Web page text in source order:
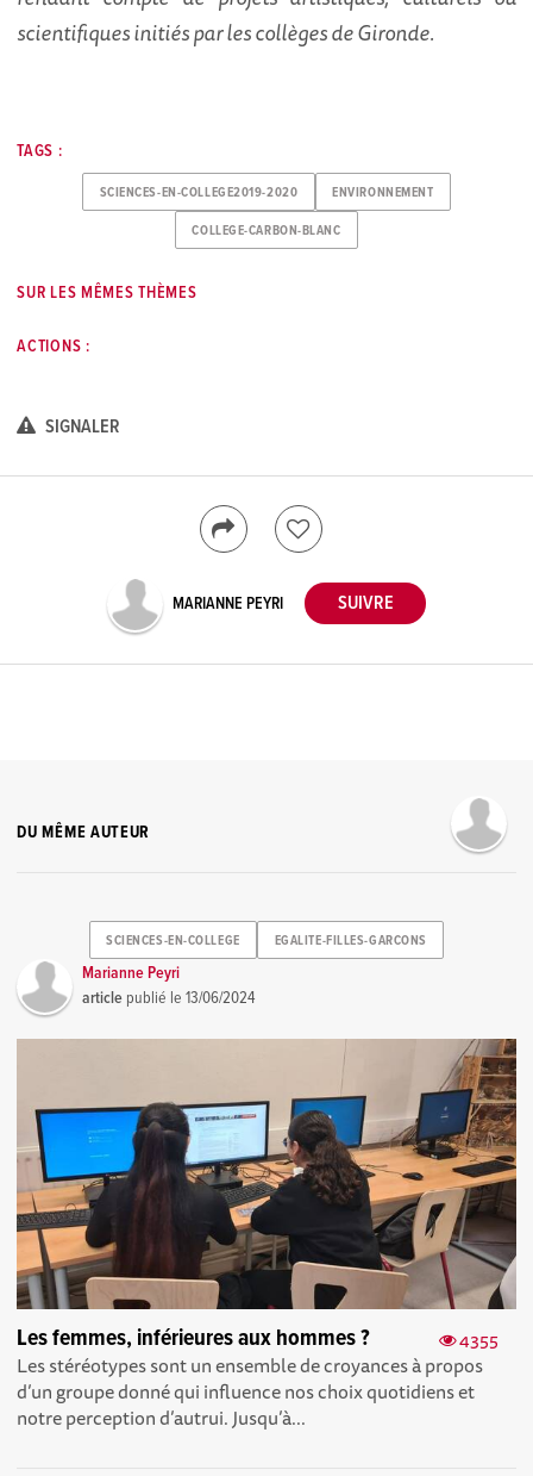
scientifiques initiés par les collèges de Gironde.
TAGS :
SCIENCES-EN-COLLEGE2019-2020 ENVIRONNEMENT
COLLEGE-CARBON-BLANC
SUR LES MÊMES THÈMES
ACTIONS :
SIGNALER
MARIANNE PEYRI
DU MÊME AUTEUR
SCIENCES-EN-COLLEGE EGALITE-FILLES-GARCONS
Marianne Peyri
article publié le13/06/2024
4355
Les femmes, inférieures aux hommes ?
Les stéréotypes sont un ensemble de croyances à propos
d’un groupe donné qui influence nos choix quotidiens et
notre perception d’autrui. Jusqu’à...